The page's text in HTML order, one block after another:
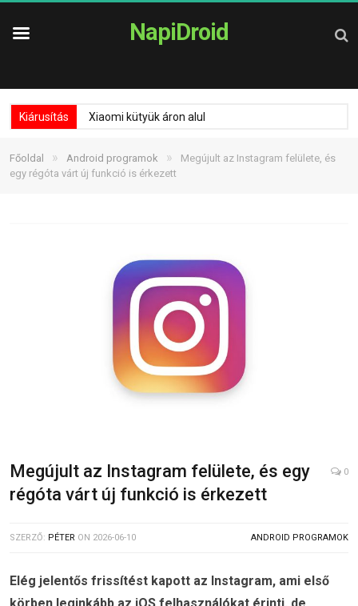
NapiDroid
Kiárusítás Xiaomi kütyük áron alul
Főoldal » Android programok »
Megújult az Instagram felülete, és
egy régóta várt új funkció is érkezett
Megújult az Instagram felülete, és egy
régóta várt új funkció is érkezett
0
SZERZŐ: PÉTER ON 2026-06-10 ANDROID PROGRAMOK
Elég jelentős frissítést kapott az Instagram, ami első